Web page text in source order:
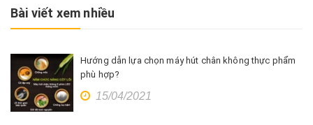
Bài viết xem nhiều
Hướng dẫn lựa chọn máy hút chân không thực phẩm
phù hợp?
15/04/2021